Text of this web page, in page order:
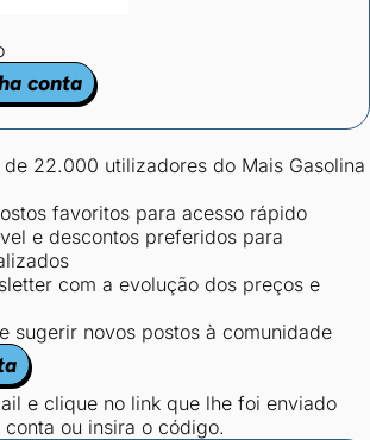
conta
22.000 utilizadores do Mais Gasolina
favoritos para acesso rápido
e descontos preferidos para
com a evolução dos preços e
sugerir novos postos à comunidade
e clique no link que lhe foi enviado
ou insira o código.